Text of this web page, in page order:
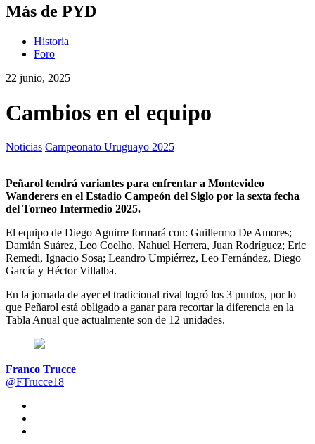
Más de PYD
Historia
Foro
22 junio, 2025
Cambios en el equipo
Noticias Campeonato Uruguayo 2025
Peñarol tendrá variantes para enfrentar a Montevideo
Wanderers en el Estadio Campeón del Siglo por la sexta fecha
del Torneo Intermedio 2025.
El equipo de Diego Aguirre formará con: Guillermo De Amores;
Damián Suárez, Leo Coelho, Nahuel Herrera, Juan Rodríguez; Eric
Remedi, Ignacio Sosa; Leandro Umpiérrez, Leo Fernández, Diego
García y Héctor Villalba.
En la jornada de ayer el tradicional rival logró los 3 puntos, por lo
que Peñarol está obligado a ganar para recortar la diferencia en la
Tabla Anual que actualmente son de 12 unidades.
Franco Trucce
@FTrucce18